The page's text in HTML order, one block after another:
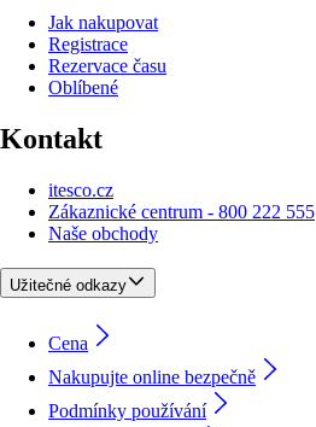
Jak nakupovat
Registrace
Rezervace času
Oblíbené
Kontakt
itesco.cz
Zákaznické centrum - 800 222 555
Naše obchody
Užitečné odkazy
Cena
Nakupujte online bezpečně
Podmínky používání